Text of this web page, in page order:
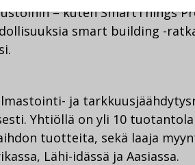
– kuten SmartThings
smart building -
ja
Yhtiöllä on yli 10
tuotteita, sekä laaja
Lähi-idässä ja Aasiassa.